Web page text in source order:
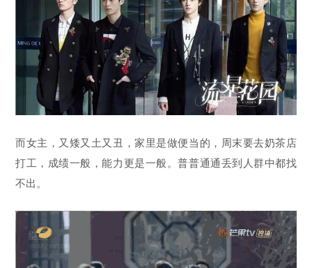
而女主，又矮又土又丑，家里是做便当的，周末要去奶茶店
打工，成绩一般，能力更是一般。普普通通丢到人群中都找
不出。